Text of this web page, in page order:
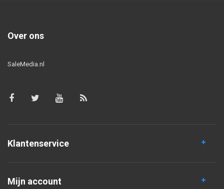
Over ons
SaleMedia.nl
Klantenservice
Mijn account